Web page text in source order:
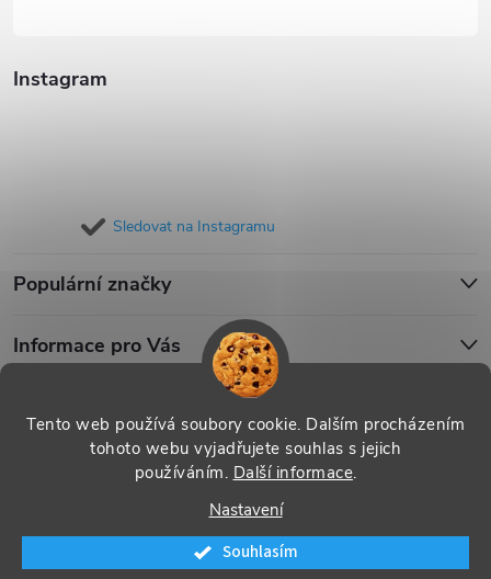
Tento web používá soubory cookie. Dalším procházením
tohoto webu vyjadřujete souhlas s jejich
používáním. Další informace.
Nastavení
Souhlasím
Instagram
Sledovat na Instagramu
Populární značky
Informace pro Vás
Vytvořil Shoptet
Copyright 2026 . Všechna práva vyhrazena.
nastavení cookies